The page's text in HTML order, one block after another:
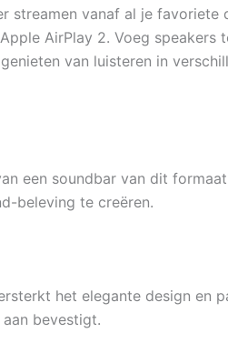
streamen vanaf al je favoriete
AirPlay 2. Voeg speakers
van luisteren in
een soundbar van dit
beleving te creëren.
het elegante design en
bevestigt.